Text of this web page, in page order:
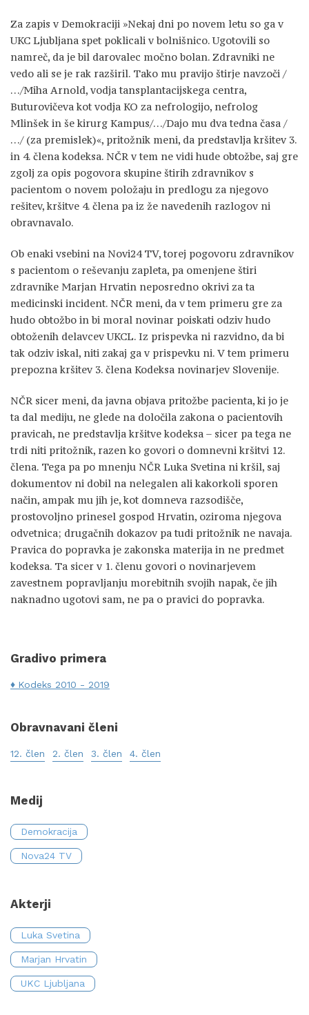
Za zapis v Demokraciji »Nekaj dni po novem letu so ga v
UKC Ljubljana spet poklicali v bolnišnico. Ugotovili so
namreč, da je bil darovalec močno bolan. Zdravniki ne
vedo ali se je rak razširil. Tako mu pravijo štirje navzoči /
…/Miha Arnold, vodja tansplantacijskega centra,
Buturovičeva kot vodja KO za nefrologijo, nefrolog
Mlinšek in še kirurg Kampus/…/Dajo mu dva tedna časa /
…/ (za premislek)«, pritožnik meni, da predstavlja kršitev 3.
in 4. člena kodeksa. NČR v tem ne vidi hude obtožbe, saj gre
zgolj za opis pogovora skupine štirih zdravnikov s
pacientom o novem položaju in predlogu za njegovo
rešitev, kršitve 4. člena pa iz že navedenih razlogov ni
obravnavalo.
Ob enaki vsebini na Novi24 TV, torej pogovoru zdravnikov
s pacientom o reševanju zapleta, pa omenjene štiri
zdravnike Marjan Hrvatin neposredno okrivi za ta
medicinski incident. NČR meni, da v tem primeru gre za
hudo obtožbo in bi moral novinar poiskati odziv hudo
obtoženih delavcev UKCL. Iz prispevka ni razvidno, da bi
tak odziv iskal, niti zakaj ga v prispevku ni. V tem primeru
prepozna kršitev 3. člena Kodeksa novinarjev Slovenije.
NČR sicer meni, da javna objava pritožbe pacienta, ki jo je
ta dal mediju, ne glede na določila zakona o pacientovih
pravicah, ne predstavlja kršitve kodeksa – sicer pa tega ne
trdi niti pritožnik, razen ko govori o domnevni kršitvi 12.
člena. Tega pa po mnenju NČR Luka Svetina ni kršil, saj
dokumentov ni dobil na nelegalen ali kakorkoli sporen
način, ampak mu jih je, kot domneva razsodišče,
prostovoljno prinesel gospod Hrvatin, oziroma njegova
odvetnica; drugačnih dokazov pa tudi pritožnik ne navaja.
Pravica do popravka je zakonska materija in ne predmet
kodeksa. Ta sicer v 1. členu govori o novinarjevem
zavestnem popravljanju morebitnih svojih napak, če jih
naknadno ugotovi sam, ne pa o pravici do popravka.
Gradivo primera
Kodeks 2010 - 2019
Obravnavani členi
12. člen 2. člen 3. člen 4. člen
Medij
Demokracija
Nova24 TV
Akterji
Luka Svetina
Marjan Hrvatin
UKC Ljubljana